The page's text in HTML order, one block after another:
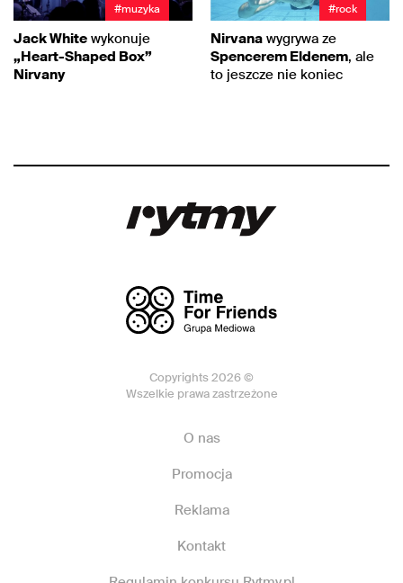
#muzyka
Jack White wykonuje
„Heart-Shaped Box”
Nirvany
#rock
Nirvana wygrywa ze
Spencerem Eldenem, ale
to jeszcze nie koniec
Copyrights 2026 ©
Wszelkie prawa zastrzeżone
O nas
Promocja
Reklama
Kontakt